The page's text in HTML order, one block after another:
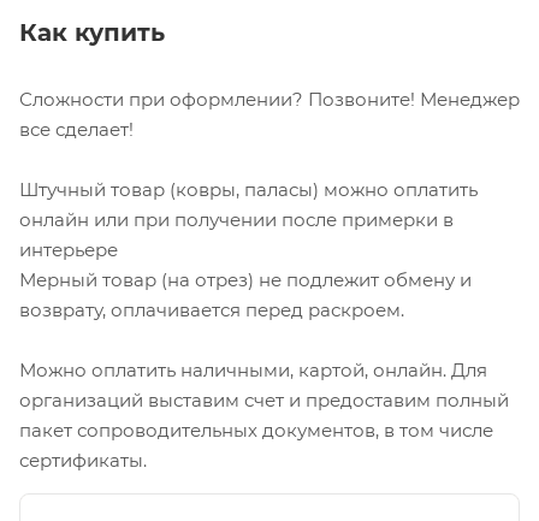
Как купить
Сложности при оформлении? Позвоните! Менеджер
все сделает!
Штучный товар (ковры, паласы) можно оплатить
онлайн или при получении после примерки в
интерьере
Мерный товар (на отрез) не подлежит обмену и
возврату, оплачивается перед раскроем.
Можно оплатить наличными, картой, онлайн. Для
организаций выставим счет и предоставим полный
пакет сопроводительных документов, в том числе
сертификаты.